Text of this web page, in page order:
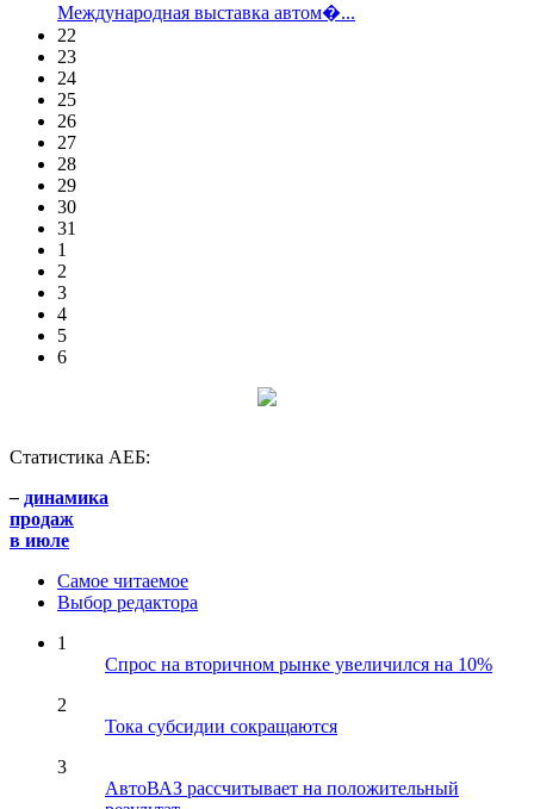
Международная выставка автом�...
22
23
24
25
26
27
28
29
30
31
1
2
3
4
5
6
Статистика АЕБ:
– динамика
продаж
в июле
Самое читаемое
Выбор редактора
1
Спрос на вторичном рынке увеличился на 10%
2
Тока субсидии сокращаются
3
АвтоВАЗ рассчитывает на положительный